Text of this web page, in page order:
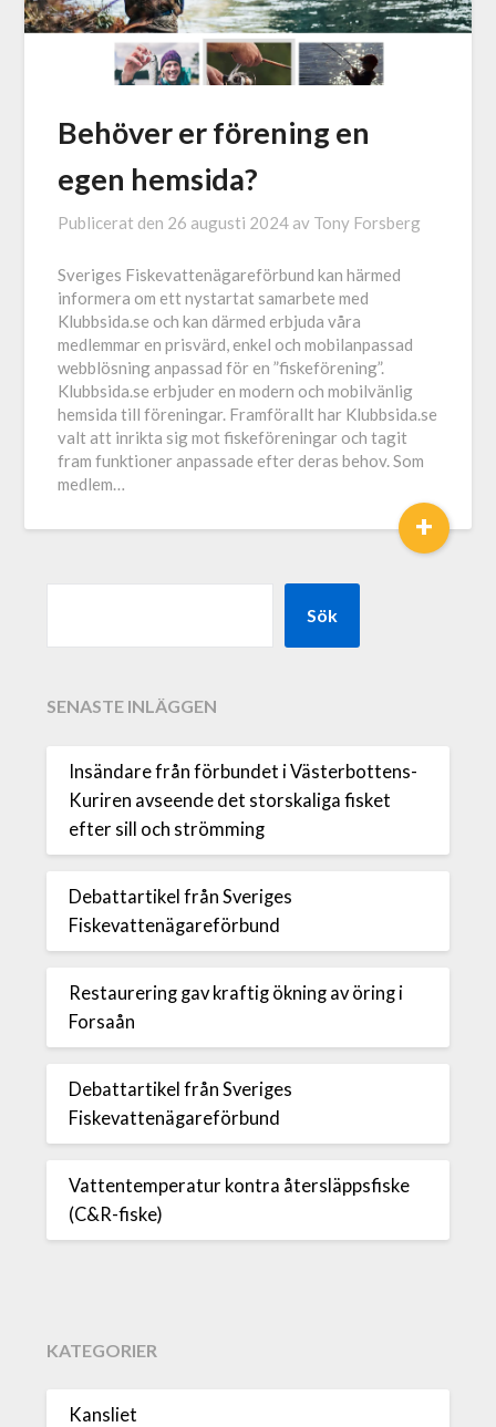
Behöver er förening en
egen hemsida?
Publicerat den 26 augusti 2024 av Tony Forsberg
Sveriges Fiskevattenägareförbund kan härmed
informera om ett nystartat samarbete med
Klubbsida.se och kan därmed erbjuda våra
medlemmar en prisvärd, enkel och mobilanpassad
webblösning anpassad för en ”fiskeförening”.
Klubbsida.se erbjuder en modern och mobilvänlig
hemsida till föreningar. Framförallt har Klubbsida.se
valt att inrikta sig mot fiskeföreningar och tagit
fram funktioner anpassade efter deras behov. Som
medlem…
+
Sök
SENASTE INLÄGGEN
Insändare från förbundet i Västerbottens-
Kuriren avseende det storskaliga fisket
efter sill och strömming
Debattartikel från Sveriges
Fiskevattenägareförbund
Restaurering gav kraftig ökning av öring i
Forsaån
Debattartikel från Sveriges
Fiskevattenägareförbund
Vattentemperatur kontra återsläppsfiske
(C&R-fiske)
KATEGORIER
Kansliet